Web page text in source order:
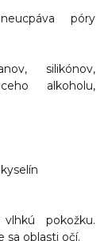
póry
silikónov,
alkoholu,
pokožku.
sa oblasti očí.